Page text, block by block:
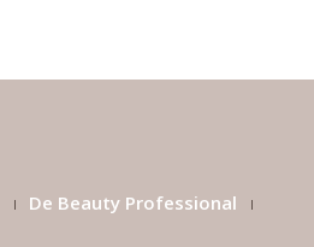
De Beauty Professional